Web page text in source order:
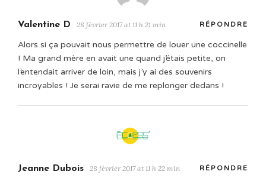
Valentine D 28 février 2017 at 11 h 21 min RÉPONDRE
Alors si ça pouvait nous permettre de louer une coccinelle
! Ma grand mère en avait une quand j’étais petite, on
l’entendait arriver de loin, mais j’y ai des souvenirs
incroyables ! Je serai ravie de me replonger dedans !
Jeanne Dubois 28 février 2017 at 11 h 22 min RÉPONDRE